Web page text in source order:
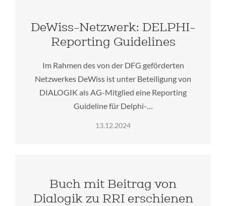
DeWiss-Netzwerk: DELPHI-
Reporting Guidelines
Im Rahmen des von der DFG geförderten
Netzwerkes DeWiss ist unter Beteiligung von
DIALOGIK als AG-Mitglied eine Reporting
Guideline für Delphi-…
13.12.2024
Buch mit Beitrag von
Dialogik zu RRI erschienen